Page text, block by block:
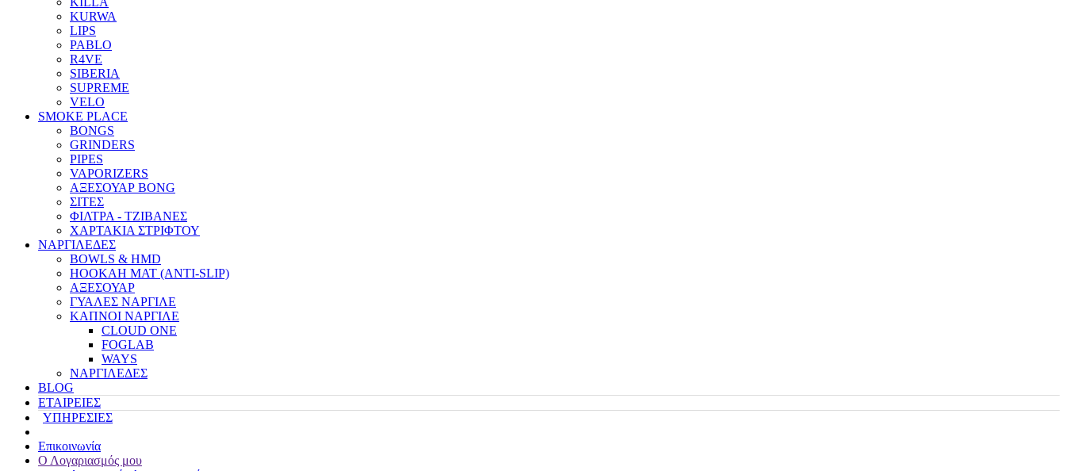
KURWA
LIPS
PABLO
R4VE
SIBERIA
SUPREME
VELO
SMOKE PLACE
BONGS
GRINDERS
PIPES
VAPORIZERS
ΑΞΕΣΟΥΑΡ BONG
ΣΙΤΕΣ
ΦΙΛΤΡΑ - ΤΖΙΒΑΝΕΣ
ΧΑΡΤΑΚΙΑ ΣΤΡΙΦΤΟΥ
ΝΑΡΓΙΛΕΔΕΣ
BOWLS & HMD
HOOKAH MAT (ANTI-SLIP)
ΑΞΕΣΟΥΑΡ
ΓΥΑΛΕΣ ΝΑΡΓΙΛΕ
ΚΑΠΝΟΙ ΝΑΡΓΙΛΕ
CLOUD ONE
FOGLAB
WAYS
ΝΑΡΓΙΛΕΔΕΣ
BLOG
ΕΤΑΙΡΕΙΕΣ
ΥΠΗΡΕΣΙΕΣ
Επικοινωνία
Ο Λογαριασμός μου